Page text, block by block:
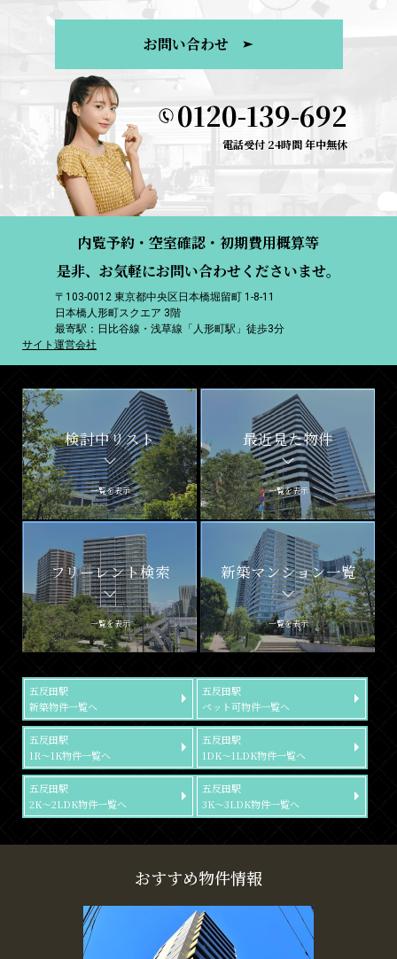
お問い合わせ
0120-139-692
電話受付 24時間 年中無休
内覧予約・空室確認・初期費用概算等
是非、お気軽にお問い合わせくださいませ。
〒103-0012 東京都中央区日本橋堀留町 1-8-11
日本橋人形町スクエア 3階
最寄駅：日比谷線・浅草線「人形町駅」徒歩3分
サイト運営会社
検討中リスト
一覧を表示
最近見た物件
一覧を表示
フリーレント検索
一覧を表示
新築マンション一覧
一覧を表示
五反田駅
新築物件一覧へ
五反田駅
ペット可物件一覧へ
五反田駅
1R～1K物件一覧へ
五反田駅
1DK～1LDK物件一覧へ
五反田駅
2K～2LDK物件一覧へ
五反田駅
3K～3LDK物件一覧へ
おすすめ物件情報